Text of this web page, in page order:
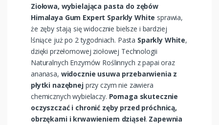
Ziołowa, wybielająca pasta do zębów
Himalaya Gum Expert Sparkly White sprawia,
że zęby stają się widocznie bielsze i bardziej
lśniące już po 2 tygodniach. Pasta Sparkly White,
dzięki przełomowej ziołowej Technologii
Naturalnych Enzymów Roślinnych z papai oraz
ananasa, widocznie usuwa przebarwienia z
płytki nazębnejprzy czym nie zawiera
chemicznych wybielaczy. Pomaga skutecznie
oczyszczać i chronić zęby przed próchnicą,
obrzękami i krwawieniem dziąseł. Zapewnia